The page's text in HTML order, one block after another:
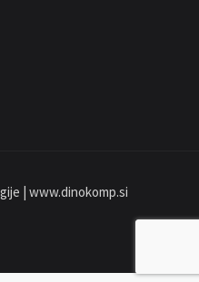
| www.dinokomp.si